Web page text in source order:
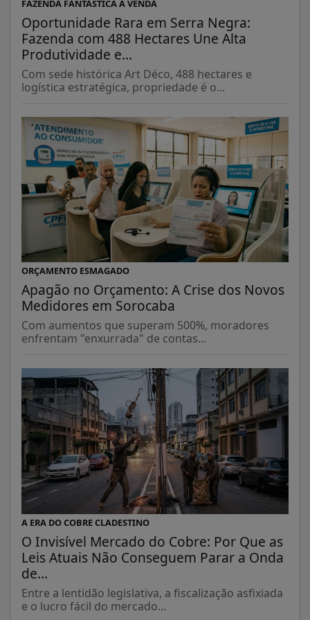
FAZENDA FANTÁSTICA À VENDA
Oportunidade Rara em Serra Negra:
Fazenda com 488 Hectares Une Alta
Produtividade e...
Com sede histórica Art Déco, 488 hectares e
logística estratégica, propriedade é o...
ORÇAMENTO ESMAGADO
Apagão no Orçamento: A Crise dos Novos
Medidores em Sorocaba
Com aumentos que superam 500%, moradores
enfrentam "enxurrada" de contas...
A ERA DO COBRE CLADESTINO
O Invisível Mercado do Cobre: Por Que as
Leis Atuais Não Conseguem Parar a Onda
de...
Entre a lentidão legislativa, a fiscalização asfixiada
e o lucro fácil do mercado...